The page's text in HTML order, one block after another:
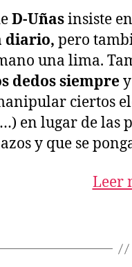
D-Uñasinsiste en
diario, pero
una lima.
dedos siempre
ciertos
en lugar de las
y que se
Leer